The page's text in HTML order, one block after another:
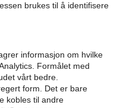
brukes til å identifisere
informasjon om hvilke
Formålet med
vårt bedre.
form. Det er bare
kobles til andre